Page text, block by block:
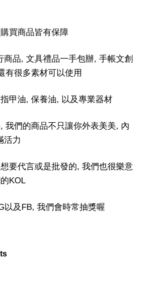
買商品皆有保障
商品, 文具禮品一手包辦, 手帳文創
有很多素材可以使用
甲油, 保養油, 以及專業器材
我們的商品不只讓你外表美美, 內
活力
要代言或是批發的, 我們也很樂意
KOL
以及FB, 我們會時常抽獎喔